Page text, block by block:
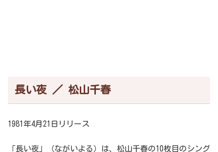
長い夜 ／ 松山千春
1981年4月21日リリース
「長い夜」（ながいよる）は、松山千春の10枚目のシング